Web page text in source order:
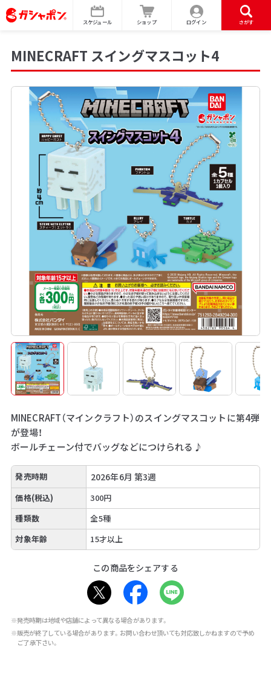
スケジュール ショップ ログイン さがす
MINECRAFT スイングマスコット4
MINECRAFT（マインクラフト）のスイングマスコットに第4弾
が登場！
ボールチェーン付でバッグなどにつけられる♪
発売時期 2026年6月 第3週
価格(税込)
300円
種類数
全5種
対象年齢
15才以上
この商品をシェアする
※発売時期は地域や店舗によって異なる場合があります。
※販売が終了している場合があります。お問い合わせ頂いても対応致しかねますので予め
ご了承下さい。